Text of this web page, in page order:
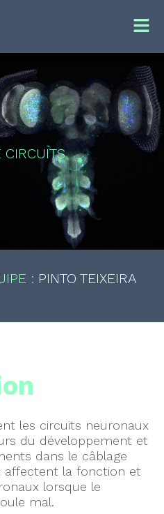
CIRCUITS
: PINTO TEIXEIRA
les circuits neuronaux
du développement et
dans le câblage
affectent la fonction et
lorsque le
mal.